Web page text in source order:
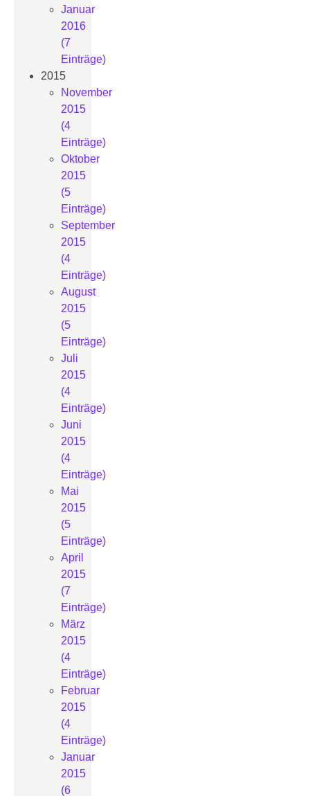
Januar
2016
(7
Einträge)
2015
November
2015
(4
Einträge)
Oktober
2015
(5
Einträge)
September
2015
(4
Einträge)
August
2015
(5
Einträge)
Juli
2015
(4
Einträge)
Juni
2015
(4
Einträge)
Mai
2015
(5
Einträge)
April
2015
(7
Einträge)
März
2015
(4
Einträge)
Februar
2015
(4
Einträge)
Januar
2015
(6